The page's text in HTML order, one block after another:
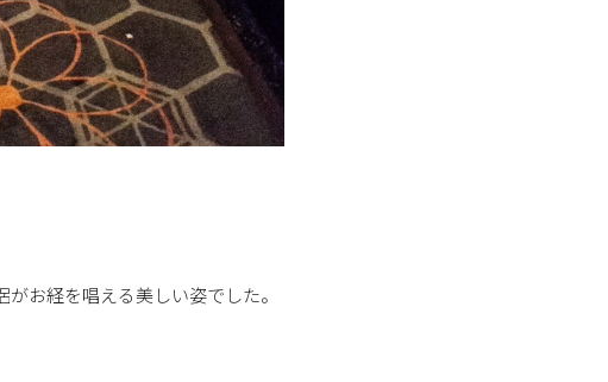
お経を唱える美しい姿でした。